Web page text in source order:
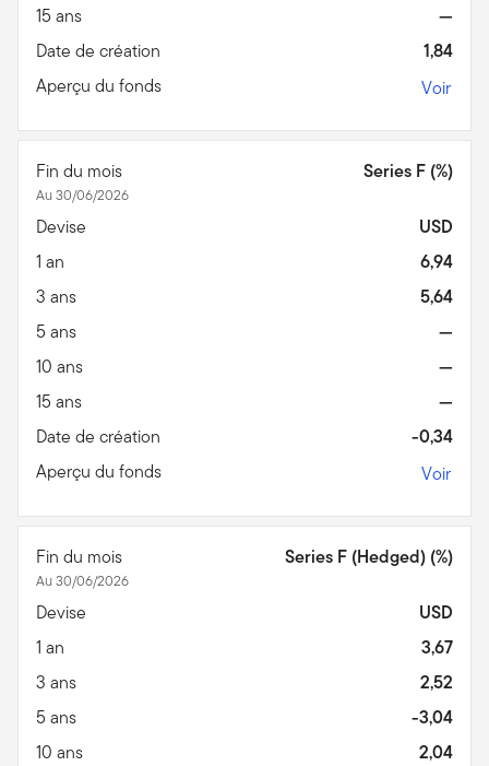
15 ans
—
Date de création
1,84
Aperçu du fonds
Voir
Fin du mois
Au 30/06/2026
Series F (%)
Devise
USD
1 an
6,94
3 ans
5,64
5 ans
—
10 ans
—
15 ans
—
Date de création
-0,34
Aperçu du fonds
Voir
Fin du mois
Au 30/06/2026
Series F (Hedged) (%)
Devise
USD
1 an
3,67
3 ans
2,52
5 ans
-3,04
10 ans
2,04